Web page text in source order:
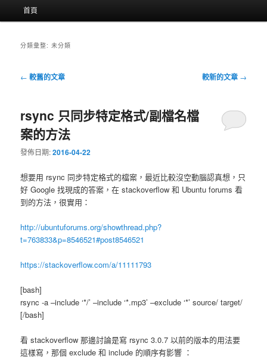
首頁
分類彙整:未分類
文
覽
← 較舊的文章 較新的文章 →
rsync 只同步特定格式/副檔名檔
案的方法
發佈日期:2016-04-22
想要用 rsync 同步特定格式的檔案，最近比較沒空動腦認真想，只
好 Google 找現成的答案，在 stackoverflow 和 Ubuntu forums 看
到的方法，很實用：
http://ubuntuforums.org/showthread.php?
t=763833&p=8546521#post8546521
https://stackoverflow.com/a/11111793
[bash]
rsync -a –include ‘*/’ –include ‘*.mp3’ –exclude ‘*’ source/ target/
[/bash]
看 stackoverflow 那邊討論是寫 rsync 3.0.7 以前的版本的用法要
這樣寫，那個 exclude 和 include 的順序有影響 ：